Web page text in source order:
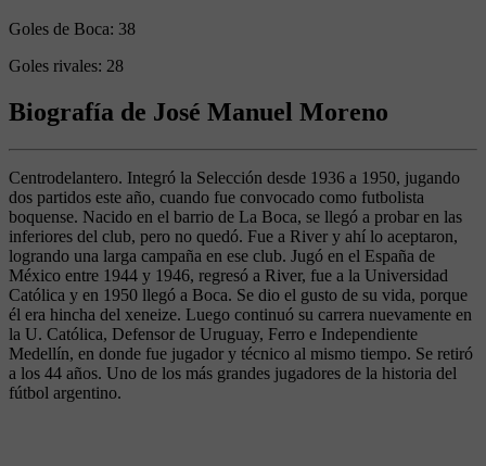
Goles de Boca: 38
Goles rivales: 28
Biografía de José Manuel Moreno
Centrodelantero. Integró la Selección desde 1936 a 1950, jugando
dos partidos este año, cuando fue convocado como futbolista
boquense. Nacido en el barrio de La Boca, se llegó a probar en las
inferiores del club, pero no quedó. Fue a River y ahí lo aceptaron,
logrando una larga campaña en ese club. Jugó en el España de
México entre 1944 y 1946, regresó a River, fue a la Universidad
Católica y en 1950 llegó a Boca. Se dio el gusto de su vida, porque
él era hincha del xeneize. Luego continuó su carrera nuevamente en
la U. Católica, Defensor de Uruguay, Ferro e Independiente
Medellín, en donde fue jugador y técnico al mismo tiempo. Se retiró
a los 44 años. Uno de los más grandes jugadores de la historia del
fútbol argentino.